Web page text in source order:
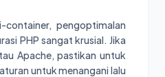
pengoptimalan
PHP sangat krusial. Jika
Apache, pastikan untuk
untuk menangani lalu